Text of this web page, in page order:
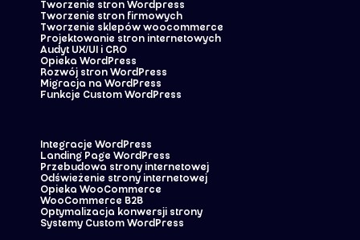
Tworzenie stron Wordpress
Tworzenie stron firmowych
Tworzenie sklepów woocommerce
Projektowanie stron internetowych
Audyt UX/UI i CRO
Opieka WordPress
Rozwój stron WordPress
Migracja na WordPress
Funkcje Custom WordPress
Integracje WordPress
Landing Page WordPress
Przebudowa strony internetowej
Odświeżenie strony internetowej
Opieka WooCommerce
WooCommerce B2B
Optymalizacja konwersji strony
Systemy Custom WordPress